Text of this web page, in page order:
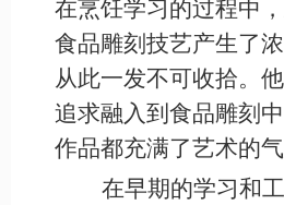
在烹饪学习的过程中
食品雕刻技艺产生了
从此一发不可收拾。
追求融入到食品雕刻
作品都充满了艺术的气
在早期的学习和